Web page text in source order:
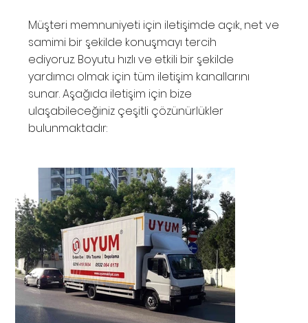
Müşteri memnuniyeti için iletişimde açık, net ve
samimi bir şekilde konuşmayı tercih
ediyoruz. Boyutu hızlı ve etkili bir şekilde
yardımcı olmak için tüm iletişim kanallarını
sunar. Aşağıda iletişim için bize
ulaşabileceğiniz çeşitli çözünürlükler
bulunmaktadır: